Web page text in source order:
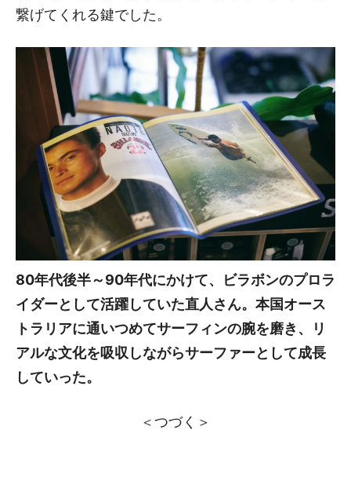
繋げてくれる鍵でした。
80年代後半～90年代にかけて、ビラボンのプロラ
イダーとして活躍していた直人さん。本国オース
トラリアに通いつめてサーフィンの腕を磨き、リ
アルな文化を吸収しながらサーファーとして成長
していった。
＜つづく＞